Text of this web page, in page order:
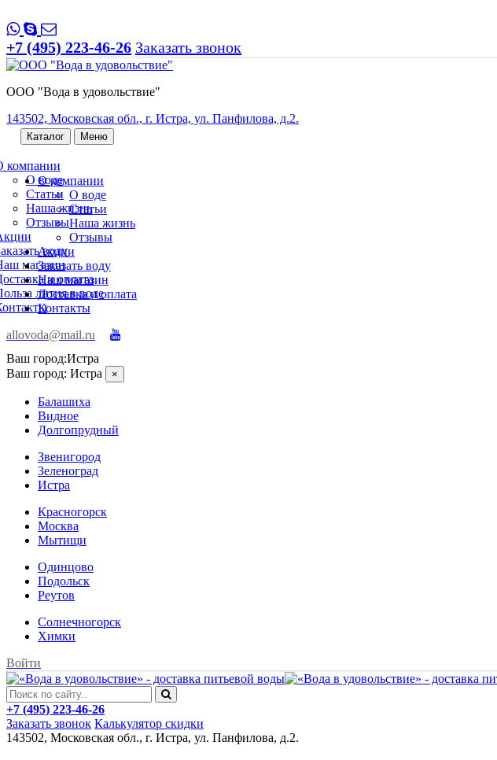
+7 (495) 223-46-26 Заказать звонок
ООО "Вода в удовольствие"
143502, Московская обл., г. Истра, ул. Панфилова, д.2.
Каталог Меню
компании
О воде
Статьи
Наша жизнь
Отзывы
воду
магазин
и оплата
лития в воде
О компании
О воде
Статьи
Наша жизнь
Отзывы
Акции
Заказать воду
Наш магазин
Доставка и оплата
Контакты
allovoda@mail.ru
Ваш город:Истра
Ваш город: Истра ×
Балашиха
Видное
Долгопрудный
Звенигород
Зеленоград
Истра
Красногорск
Москва
Мытищи
Одинцово
Подольск
Реутов
Солнечногорск
Химки
Войти
+7 (495) 223-46-26
Заказать звонок Калькулятор скидки
143502, Московская обл., г. Истра, ул. Панфилова, д.2.